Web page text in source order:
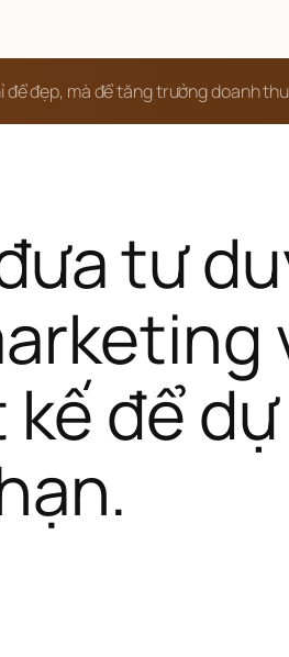
để đẹp, mà để tăng trưởng doanh
tư
để